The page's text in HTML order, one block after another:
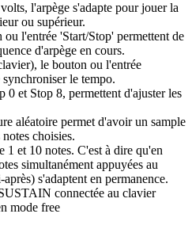
l'arpège s'adapte pour jouer la
ou supérieur.
l'entrée 'Start/Stop' permettent de
d'arpège en cours.
le bouton ou l'entrée
le tempo.
0 et Stop 8, permettent d'ajuster les
aléatoire permet d'avoir un sample
choisies.
1 et 10 notes. C'est à dire qu'en
simultanément appuyées au
s'adaptent en permanence.
connectée au clavier
mode free